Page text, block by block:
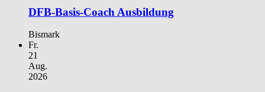
DFB-Basis-Coach Ausbildung
Bismark
Fr.
21
Aug.
2026